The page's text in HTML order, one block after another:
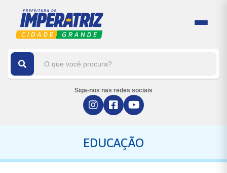
Siga-nos nas redes sociais
EDUCAÇÃO